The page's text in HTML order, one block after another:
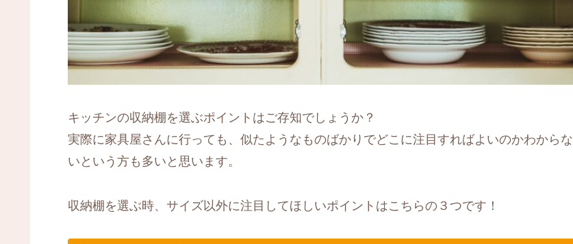
キッチンの収納棚を選ぶポイントはご存知でしょうか？
実際に家具屋さんに行っても、似たようなものばかりでどこに注目すればよいのかわからな
いという方も多いと思います。
収納棚を選ぶ時、サイズ以外に注目してほしいポイントはこちらの３つです！